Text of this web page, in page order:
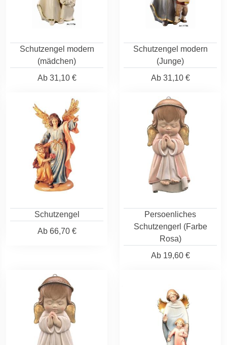
Schutzengel modern
(mädchen)
Ab31,10 €
Schutzengel modern
(Junge)
Ab31,10 €
Schutzengel
Ab66,70 €
Persoenliches
Schutzengerl (Farbe
Rosa)
Ab19,60 €